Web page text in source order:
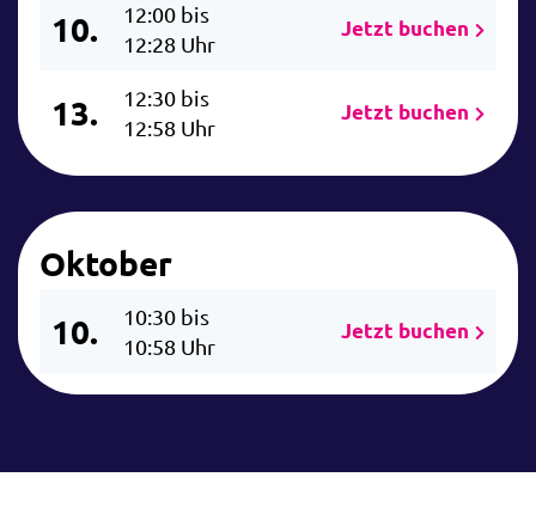
10.
12:00 bis
12:28 Uhr
Jetzt buchen
13.
12:30 bis
12:58 Uhr
Jetzt buchen
Oktober
10.
10:30 bis
10:58 Uhr
Jetzt buchen